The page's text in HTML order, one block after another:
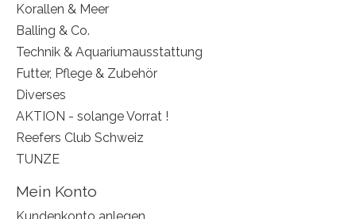
Korallen & Meer
Balling & Co.
Technik & Aquariumausstattung
Futter, Pflege & Zubehör
Diverses
AKTION - solange Vorrat !
Reefers Club Schweiz
TUNZE
Mein Konto
Kundenkonto anlegen